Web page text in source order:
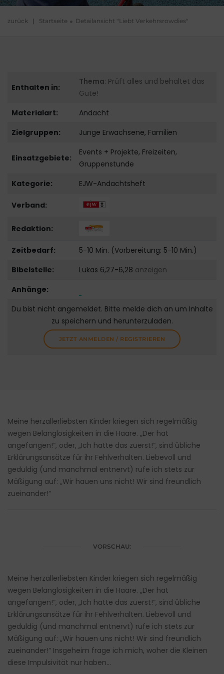
zurück | Startseite Detailansicht "Liebt Verkehrsrowdies"
Enthalten in:
Thema: Prüft alles und behaltet das
Gute!
Materialart:
Andacht
Zielgruppen:
Junge Erwachsene, Familien
Einsatzgebiete:
Events + Projekte, Freizeiten,
Gruppenstunde
Kategorie:
EJW-Andachtsheft
Verband:
Redaktion:
Zeitbedarf:
5-10 Min. (Vorbereitung: 5-10 Min.)
Bibelstelle:
Lukas 6,27-6,28 anzeigen
Anhänge:
Du bist nicht angemeldet. Bitte melde dich an um Inhalte
zu speichern und herunterzuladen.
JETZT ANMELDEN / REGISTRIEREN
Meine herzallerliebsten Kinder kriegen sich regelmäßig
wegen Belanglosigkeiten in die Haare. „Der hat
angefangen!“, oder, „Ich hatte das zuerst!“, sind übliche
Erklärungsansätze für ihr Fehlverhalten. Liebevoll und
geduldig (und manchmal entnervt) rufe ich stets zur
Mäßigung auf: „Wir hauen uns nicht! Wir sind freundlich
zueinander!“
VORSCHAU:
Meine herzallerliebsten Kinder kriegen sich regelmäßig
wegen Belanglosigkeiten in die Haare. „Der hat
angefangen!“, oder, „Ich hatte das zuerst!“, sind übliche
Erklärungsansätze für ihr Fehlverhalten. Liebevoll und
geduldig (und manchmal entnervt) rufe ich stets zur
Mäßigung auf: „Wir hauen uns nicht! Wir sind freundlich
zueinander!“ Insgeheim frage ich mich, woher die Kleinen
diese Impulsivität nur haben…